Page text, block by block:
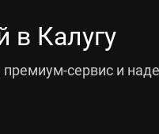
в Калугу
премиум-сервис и